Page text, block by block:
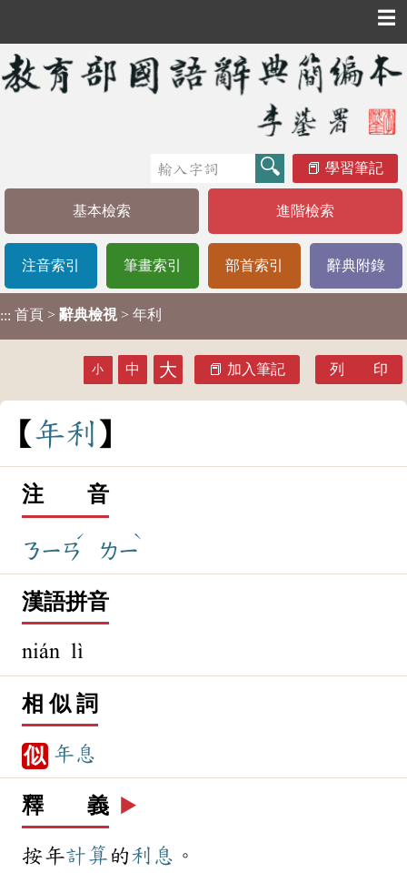
☰
學習筆記
基本檢索 進階檢索
注音索引 筆畫索引 部首索引 辭典附錄
::: 首頁 > 辭典檢視 > 年利
小 中 大 加入筆記 列 印
年利
注 音
ㄋㄧㄢ
ˊ
ㄌㄧ
ˋ
漢語拼音
nián lì
相 似 詞
似 年息
釋 義 ▶️
按年計算 的利息 。